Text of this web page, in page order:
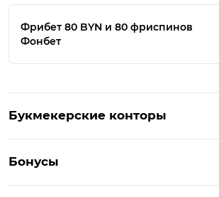
Фрибет 80 BYN и 80 фриспинов
Фонбет
Букмекерские конторы
Букмекеры на Андроид
Бонусы